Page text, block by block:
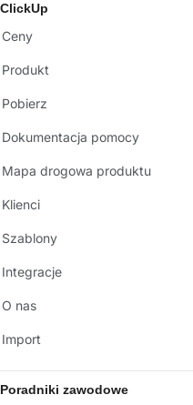
ClickUp
Ceny
Produkt
Pobierz
Dokumentacja pomocy
Mapa drogowa produktu
Klienci
Szablony
Integracje
O nas
Import
Poradniki zawodowe